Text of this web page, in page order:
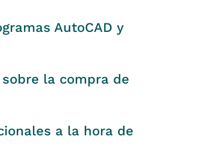
AutoCAD y
la compra de
a la hora de